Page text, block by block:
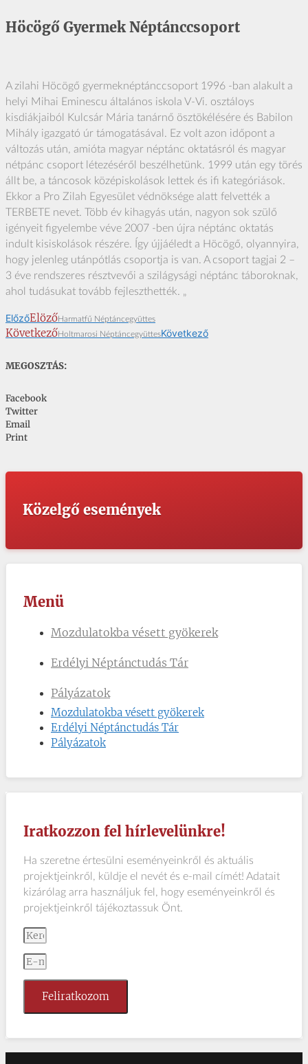
Höcögő Gyermek Néptánccsoport
A zilahi Höcögő gyermeknéptánccsoport 1996 -​ban alakult a
helyi Mihai Eminescu általános iskola V-​Vi. osztáloys
kisdiákjaiból Kulcsár Mária tanárnő ösztökélésére és Babilon
Mihály igazgató úr támogatásával. Ez volt azon időpont a
változás után, amióta magyar néptánc oktatásról és magyar
nétpánc csoport létezéséről beszélhetünk. 1999 után egy törés
állt be, a táncosok középiskolások lettek és ifi kategóriások.
Ekkor a Pro Zilah Egyesület védnöksége alatt felvették a
TERBETE nevet. Több év kihagyás után, nagyon sok szülő
igényeit figyelembe véve 2007 -​ben újra néptánc oktatás
indult kisiskolások részére. Így újjáéledt a Höcögő, olyannyira,
hogy jelenleg utánpótlás csoportja is van. A csoport tagjai 2 –
3 éve rendszeres résztvevői a szilágysági néptánc táboroknak,
ahol tudásukat tovább fejleszthették. „
ElőzőElözőHarmatfű Néptáncegyüttes
KövetkezőHoltmarosi NéptáncegyüttesKövetkező
MEGOSZTÁS:
Facebook
Twitter
Email
Print
Közelgő események
Menü
Mozdulatokba vésett gyökerek
Erdélyi Néptánctudás Tár
Pályázatok
Mozdulatokba vésett gyökerek
Erdélyi Néptánctudás Tár
Pályázatok
Iratkozzon fel hírlevelünkre!
Ha szeretne értesülni eseményeinkről és aktuális
projektjeinkről, küldje el nevét és e-mail címét! Adatait
kizárólag arra használjuk fel, hogy eseményeinkről és
projektjeinkről tájékoztassuk Önt.
Feliratkozom